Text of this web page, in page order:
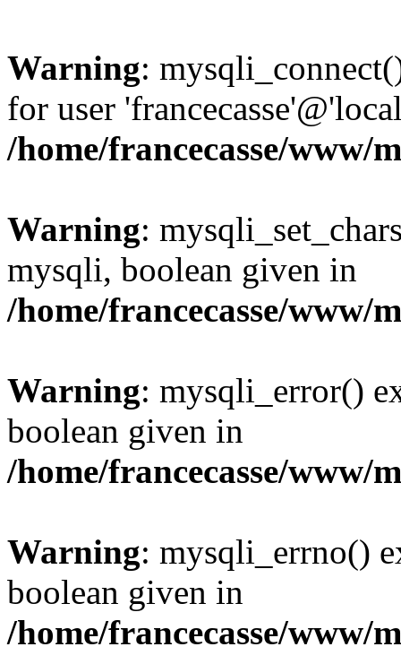
Warning:
for user
/home/francecasse/www/
Warning:
mysqli, boolean given in
/home/francecasse/www/
Warning: mysqli_error()
boolean given in
/home/francecasse/www/
Warning: mysqli_errno()
boolean given in
/home/francecasse/www/